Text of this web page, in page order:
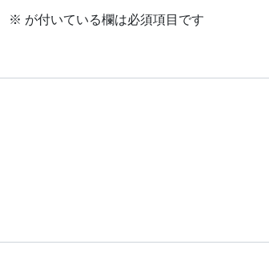
※ が付いている欄は必須項目です